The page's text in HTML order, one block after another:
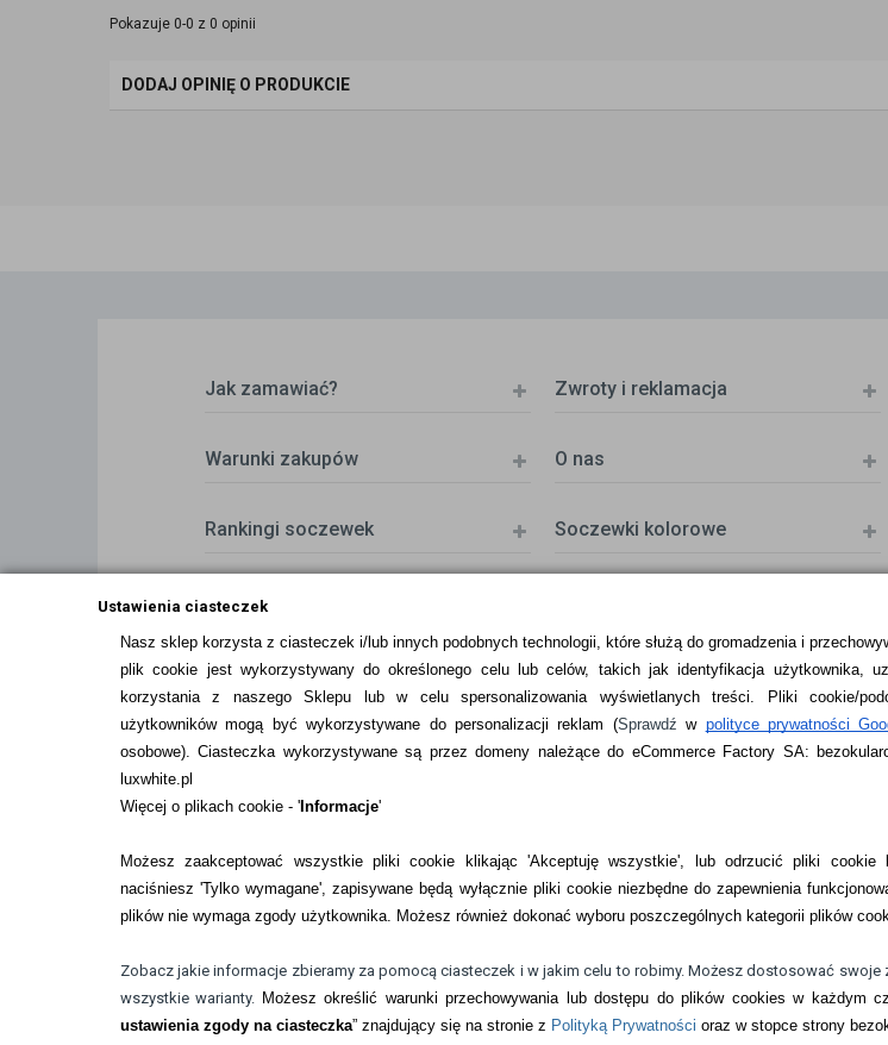
Ustawienia ciasteczek
Nasz sklep korzysta z ciasteczek i/lub innych podobnych technologii, które służą do gromadzenia i
plik cookie jest wykorzystywany do określonego celu lub celów, takich jak identyfikacja użytkownika,
korzystania z naszego Sklepu lub w celu spersonalizowania wyświetlanych treści.
Pliki cookie/
użytkowników mogą być wykorzystywane do personalizacji reklam (Sprawdźw polityce prywatności
osobowe). Ciasteczka wykorzystywane są przez domeny należące do eCommerce Factory SA:
luxwhite.pl
Więcej o plikach cookie - 'Informacje'
Możesz zaakceptować wszystkie pliki cookie klikając 'Akceptuję wszystkie', lub odrzucić pliki cookie
naciśniesz 'Tylko wymagane', zapisywane będą wyłącznie pliki cookie niezbędne do zapewnienia
plików nie wymaga zgody użytkownika. Możesz również dokonać wyboru poszczególnych kategorii plików
Zobacz jakie informacje zbieramy za pomocą ciasteczek i w jakim celu to robimy. Możesz dostosować swoje
wszystkie warianty. Możesz określić warunki przechowywania lub dostępu do plików cookies w każdym
ustawienia zgody na ciasteczka” znajdujący się na stronie z Polityką Prywatności oraz w stopce strony
Pokazuje 0-0 z 0 opinii
DODAJ OPINIĘ O PRODUKCIE
Jak zamawiać? Zwroty i reklamacja
Warunki zakupów O nas
Rankingi soczewek Soczewki kolorowe
Zwrot (odstąpienie od umowy)
ZMIEŃ USTAWIENIA ZGODY NA CIASTECZKA
Pobierz z Pobierz z
© Copyright byBEZOKULARÓW.PL | soczewki kontaktowe i płyny do soczewek